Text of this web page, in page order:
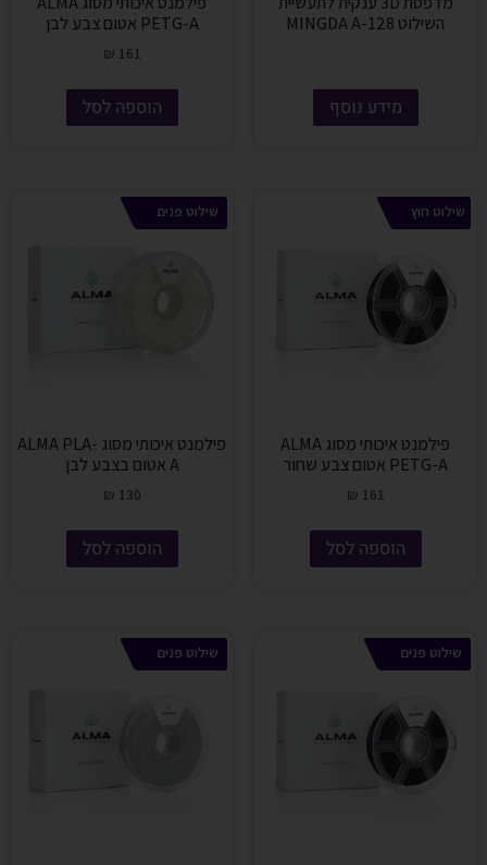
השילוט MINGDA A-128
מידע נוסף
PETG-A אטום צבע לבן
₪ 161
הוספה לסל
שילוט חוץ
פילמנט איכותי מסוג ALMA
PETG-A אטום צבע שחור
₪ 161
הוספה לסל
שילוט פנים
פילמנט איכותי מסוג ALMA PLA-
A אטום בצבע לבן
₪ 130
הוספה לסל
שילוט פנים שילוט פנים